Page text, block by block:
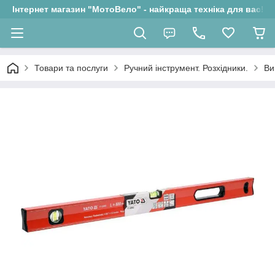
Інтернет магазин "МотоВело" - найкраща техніка для вас!
Товари та послуги Ручний інструмент. Розхідники.